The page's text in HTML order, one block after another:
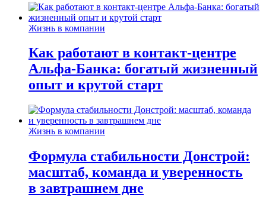
Жизнь в компании
Как работают в контакт-центре
Альфа-Банка: богатый жизненный
опыт и крутой старт
Жизнь в компании
Формула стабильности Донстрой:
масштаб, команда и уверенность
в завтрашнем дне